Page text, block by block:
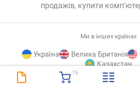
15
продажів, купити
Ми в інших країнах
Україна Велика Британія
Казахстан